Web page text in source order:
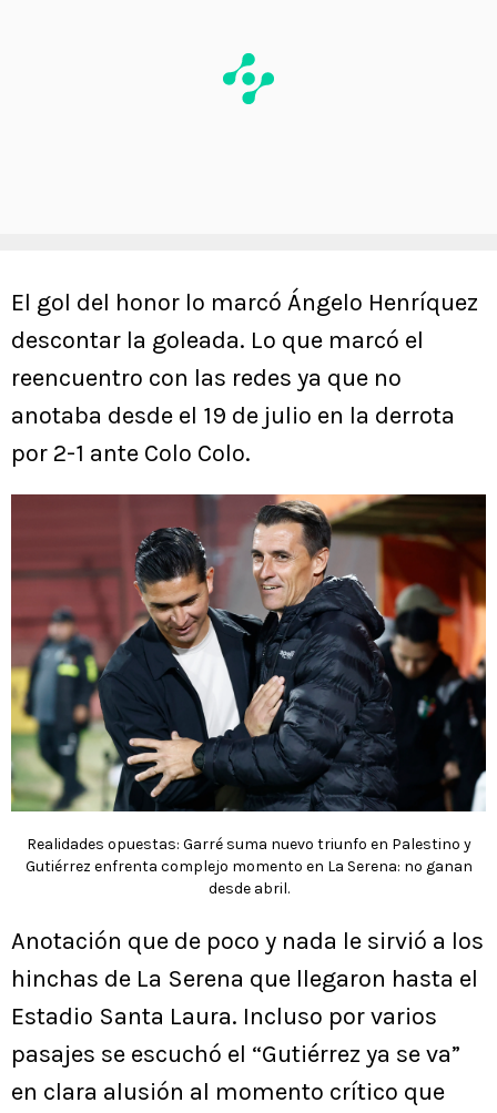
El gol del honor lo marcó Ángelo Henríquez
descontar la goleada. Lo que marcó el
reencuentro con las redes ya que no
anotaba desde el 19 de julio en la derrota
por 2-1 ante Colo Colo.
Realidades opuestas: Garré suma nuevo triunfo en Palestino y
Gutiérrez enfrenta complejo momento en La Serena: no ganan
desde abril.
Anotación que de poco y nada le sirvió a los
hinchas de La Serena que llegaron hasta el
Estadio Santa Laura. Incluso por varios
pasajes se escuchó el “Gutiérrez ya se va”
en clara alusión al momento crítico que